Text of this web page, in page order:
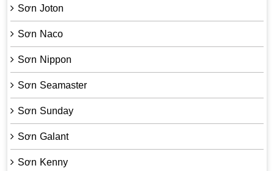
Sơn Joton
Sơn Naco
Sơn Nippon
Sơn Seamaster
Sơn Sunday
Sơn Galant
Sơn Kenny